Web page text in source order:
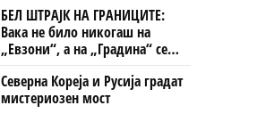
БЕЛ ШТРАЈК НА ГРАНИЦИТЕ:
Вака не било никогаш на
„Евзони“, а на „Градина“ се
чека и пет часа
Северна Кореја и Русија градат
мистериозен мост